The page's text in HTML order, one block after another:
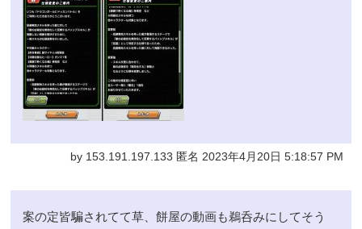
by 153.191.197.133 匿名 2023年4月20日 5:18:57 PM
案の定皆騙されてて草、餅屋の動画も鵜呑みにしてそう